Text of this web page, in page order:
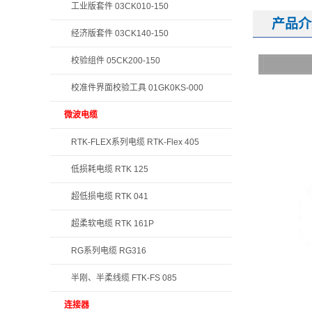
工业版套件 03CK010-150
经济版套件 03CK140-150
校验组件 05CK200-150
校准件界面校验工具 01GK0KS-000
微波电缆
RTK-FLEX系列电缆 RTK-Flex 405
低损耗电缆 RTK 125
超低损电缆 RTK 041
超柔软电缆 RTK 161P
RG系列电缆 RG316
半刚、半柔线缆 FTK-FS 085
连接器
产品